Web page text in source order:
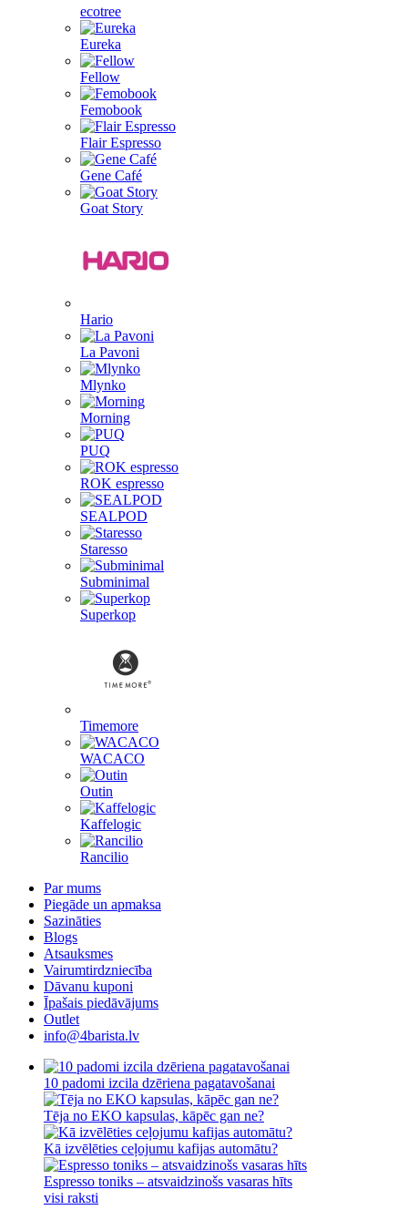
ecotree
Eureka
Fellow
Femobook
Flair Espresso
Gene Café
Goat Story
Hario
La Pavoni
Mlynko
Morning
PUQ
ROK espresso
SEALPOD
Staresso
Subminimal
Superkop
Timemore
WACACO
Outin
Kaffelogic
Rancilio
Par mums
Piegāde un apmaksa
Sazināties
Blogs
Atsauksmes
Vairumtirdzniecība
Dāvanu kuponi
Īpašais piedāvājums
Outlet
info@4barista.lv
10 padomi izcila dzēriena pagatavošanai
Tēja no EKO kapsulas, kāpēc gan ne?
Kā izvēlēties ceļojumu kafijas automātu?
Espresso toniks – atsvaidzinošs vasaras hīts
visi raksti